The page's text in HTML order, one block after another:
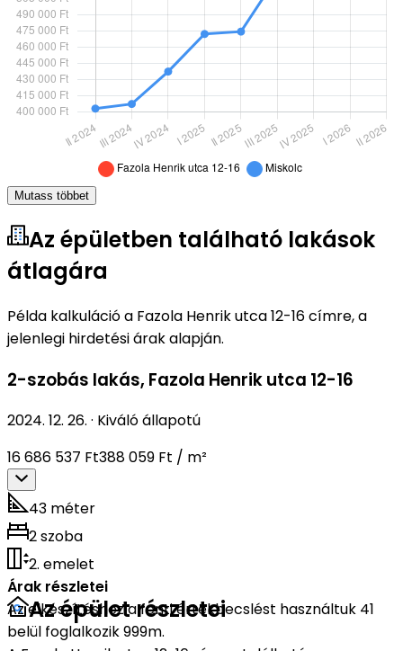
Mutass többet
Az épületben található lakások
átlagára
Példa kalkuláció a Fazola Henrik utca 12-16 címre, a
jelenlegi hirdetési árak alapján.
2-szobás lakás, Fazola Henrik utca 12-16
2024. 12. 26. · Kiváló állapotú
16 686 537 Ft388 059 Ft / m²
43 méter
2 szoba
2. emelet
Árak részletei
Az elkészítéshez a fenti értékbecslést használtuk 41
belül foglalkozik 999m.
Az épület részletei